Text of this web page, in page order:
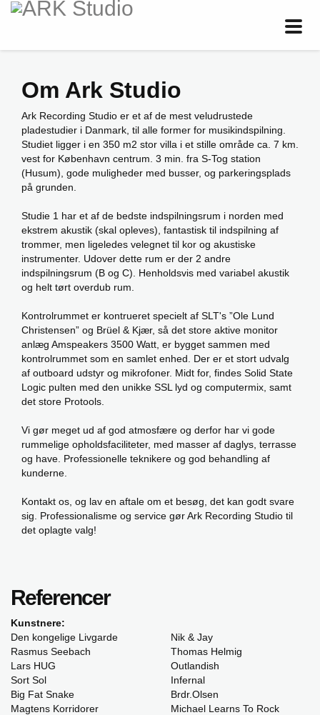
Om Ark Studio
Ark Recording Studio er et af de mest veludrustede
pladestudier i Danmark, til alle former for musikindspilning.
Studiet ligger i en 350 m2 stor villa i et stille område ca. 7 km.
vest for København centrum. 3 min. fra S-Tog station
(Husum), gode muligheder med busser, og parkeringsplads
på grunden.
Studie 1 har et af de bedste indspilningsrum i norden med
ekstrem akustik (skal opleves), fantastisk til indspilning af
trommer, men ligeledes velegnet til kor og akustiske
instrumenter. Udover dette rum er der 2 andre
indspilningsrum (B og C). Henholdsvis med variabel akustik
og helt tørt overdub rum.
Kontrolrummet er kontrueret specielt af SLT's ”Ole Lund
Christensen” og Brüel & Kjær, så det store aktive monitor
anlæg Amspeakers 3500 Watt, er bygget sammen med
kontrolrummet som en samlet enhed. Der er et stort udvalg
af outboard udstyr og mikrofoner. Midt for, findes Solid State
Logic pulten med den unikke SSL lyd og computermix, samt
det store Protools.
Vi gør meget ud af god atmosfære og derfor har vi gode
rummelige opholdsfaciliteter, med masser af daglys, terrasse
og have. Professionelle teknikere og god behandling af
kunderne.
Kontakt os, og lav en aftale om et besøg, det kan godt svare
sig. Professionalisme og service gør Ark Recording Studio til
det oplagte valg!
Referencer
Kunstnere:
Den kongelige Livgarde
Nik & Jay
Rasmus Seebach
Thomas Helmig
Lars HUG
Outlandish
Sort Sol
Infernal
Big Fat Snake
Brdr.Olsen
Magtens Korridorer
Michael Learns To Rock